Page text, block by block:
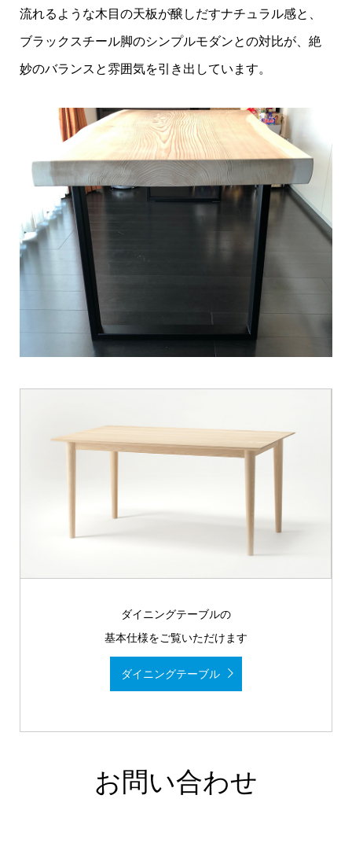
流れるような木目の天板が醸しだすナチュラル感と、
ブラックスチール脚のシンプルモダンとの対比が、絶
妙のバランスと雰囲気を引き出しています。
ダイニングテーブルの
基本仕様をご覧いただけます
ダイニングテーブル
お問い合わせ